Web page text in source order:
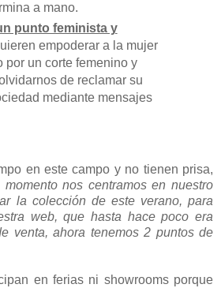
a mano.
punto feminista y
empoderar a la mujer
por un corte femenino y
de reclamar su
mediante mensajes
en este campo y no tienen prisa,
momento nos centramos en nuestro
la colección de este verano, para
web, que hasta hace poco era
venta, ahora tenemos 2 puntos de
en ferias ni showrooms porque